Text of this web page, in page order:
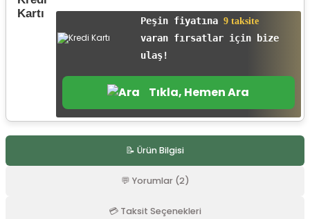
Peşin fiyatına 9 taksite
varan fırsatlar için bize
ulaş!
Tıkla, Hemen Ara
📝 Ürün Bilgisi
💬 Yorumlar (2)
💳 Taksit Seçenekleri